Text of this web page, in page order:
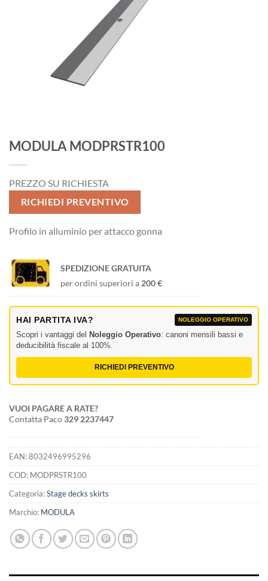
MODULA MODPRSTR100
PREZZO SU RICHIESTA
RICHIEDI PREVENTIVO
Profilo in alluminio per attacco gonna
SPEDIZIONE GRATUITA
per ordini superiori a 200 €
HAI PARTITA IVA? NOLEGGIO OPERATIVO
Scopri i vantaggi del Noleggio Operativo: canoni mensili bassi e
deducibilità fiscale al 100%.
RICHIEDI PREVENTIVO
VUOI PAGARE A RATE?
Contatta Paco329 2237447
EAN:8032496995296
COD: MODPRSTR100
Categoria:Stage decks skirts
Marchio: MODULA